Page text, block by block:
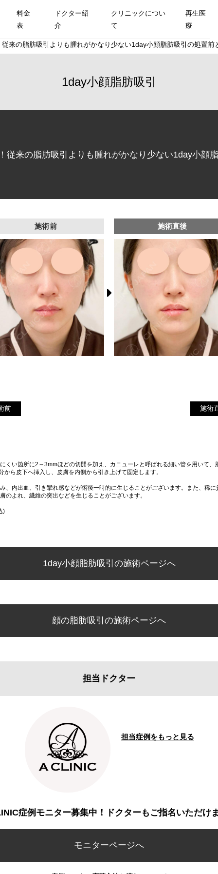
料金
表
ドクター紹
介
クリニックについ
て
再生医
療
来の脂肪吸引よりも腫れがかなり少ない1day小顔脂肪吸引の処置
1day小顔脂肪吸引
従来の脂肪吸引よりも腫れがかなり少ない1day小顔
施術前 施術直後
前 施術
くい箇所に2～3mmほどの切開を加え、カニューレと呼ばれる細い管を用いて
ら皮下へ挿入し、皮膚を内側から引き上げて固定します。
、内出血、引き攣れ感などが術後一時的に生じることがございます。また、稀
よれ、繊維の突出などを生じることがございます。
)
1day小顔脂肪吸引の施術ページへ
顔の脂肪吸引の施術ページへ
担当ドクター
担当症例をもっと見る
症例モニター募集中！ドクターもご指名いただけ
モニターページへ